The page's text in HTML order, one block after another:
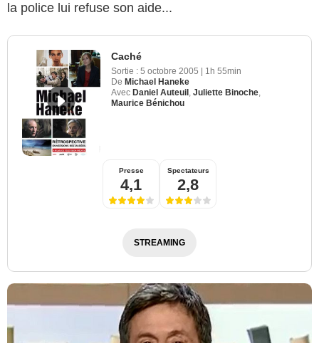
la police lui refuse son aide...
Caché
Sortie : 5 octobre 2005
1h 55min
De Michael Haneke
Avec Daniel Auteuil , Juliette Binoche,
Maurice Bénichou
Presse
4,1
Spectateurs
2,8
STREAMING